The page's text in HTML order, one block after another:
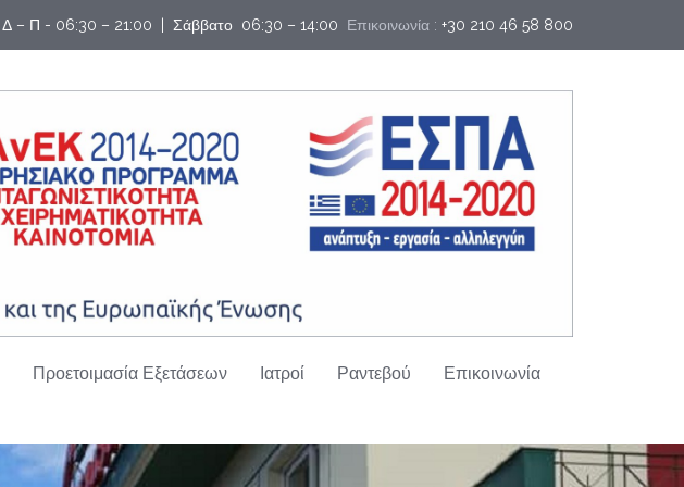
Δ – Π - 06:30 – 21:00  |  Σάββατο  06:30 – 14:00 Επικοινωνία : +30 210 46 58 800
Προετοιμασία Εξετάσεων Ιατροί Ραντεβού Επικοινωνία